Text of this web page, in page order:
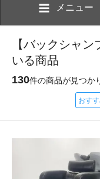
メニュー
【バックシャ
いる商品
130件の商品が見つか
おす